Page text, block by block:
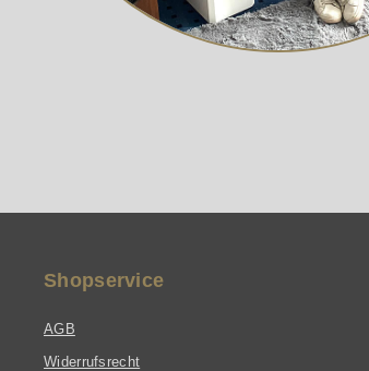
Shopservice
AGB
Widerrufsrecht